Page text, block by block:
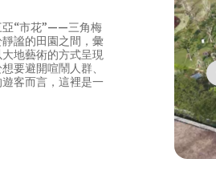
亞“市花”——三角梅
謐的田園之間，彙
地藝術的方式呈現
要避開喧鬧人群、
客而言，這裡是一